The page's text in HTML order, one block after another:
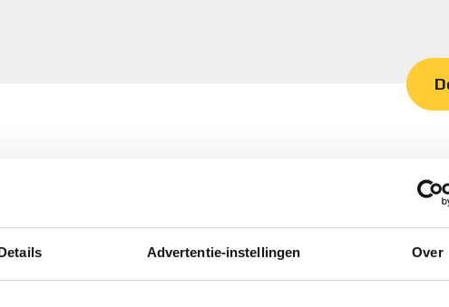
Advertentie-instellingen Over